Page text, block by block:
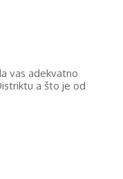
vas adekvatno
a što je od